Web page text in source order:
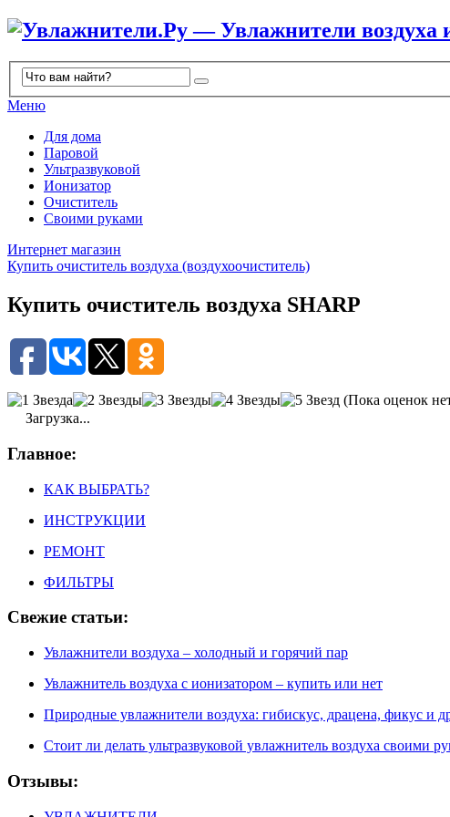
Меню
Для дома
Паровой
Ультразвуковой
Ионизатор
Очиститель
Своими руками
Интернет магазин
Купить очиститель воздуха (воздухоочиститель)
Купить очиститель воздуха SHARP
(Пока оценок
Загрузка...
Главное:
КАК ВЫБРАТЬ?
ИНСТРУКЦИИ
РЕМОНТ
ФИЛЬТРЫ
Свежие статьи:
Увлажнители воздуха – холодный и горячий пар
Увлажнитель воздуха с ионизатором – купить или нет
Природные увлажнители воздуха: гибискус, драцена, фикус и
Стоит ли делать ультразвуковой увлажнитель воздуха своими
Отзывы: